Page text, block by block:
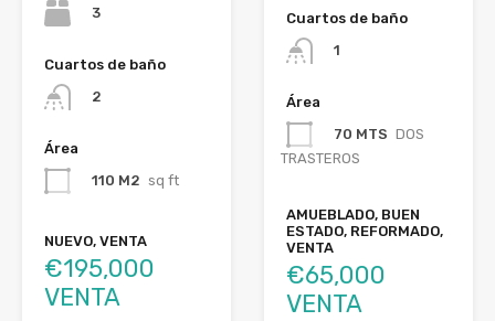
3
Cuartos de baño
2
Área
110 M2 sq ft
NUEVO, VENTA
€195,000
VENTA
Cuartos de baño
1
Área
70 MTS DOS
TRASTEROS
AMUEBLADO, BUEN
ESTADO, REFORMADO,
VENTA
€65,000
VENTA